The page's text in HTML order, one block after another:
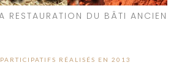
RESTAURATION DU BÂTI ANCIEN
RÉALISÉS EN 2013
?